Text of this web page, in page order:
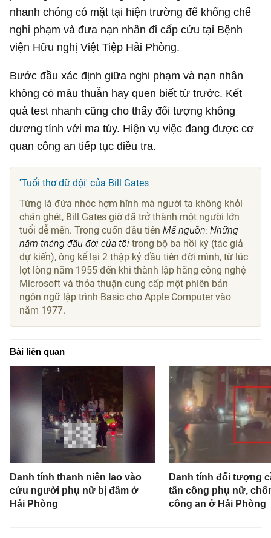
nhanh chóng có mặt tại hiện trường để khống chế
nghi phạm và đưa nạn nhân đi cấp cứu tại Bệnh
viện Hữu nghị Việt Tiệp Hải Phòng.
Bước đầu xác định giữa nghi phạm và nạn nhân
không có mâu thuẫn hay quen biết từ trước. Kết
quả test nhanh cũng cho thấy đối tượng không
dương tính với ma túy. Hiện vụ việc đang được cơ
quan công an tiếp tục điều tra.
'Tuổi thơ dữ dội' của Bill Gates
Từng là đứa nhóc hợm hĩnh mà người ta không khỏi
chán ghét, Bill Gates giờ đã trở thành một người lớn
tuổi dễ mến. Trong cuốn đầu tiênMã nguồn: Những
năm tháng đầu đời của tôi trong bộ ba hồi ký (tác giả
dự kiến), ông kể lại 2 thập kỷ đầu tiên đời mình, từ lúc
lọt lòng năm 1955 đến khi thành lập hãng công nghệ
Microsoft và thỏa thuận cung cấp một phiên bản
ngôn ngữ lập trình Basic cho Apple Computer vào
năm 1977.
Bài liên quan
Danh tính thanh niên lao vào
cứu người phụ nữ bị đâm ở
Hải Phòng
Danh tính đối tượng
tấn công phụ nữ,
công an ở Hải Phòng